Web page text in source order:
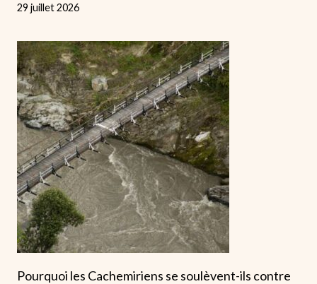
29 juillet 2026
Pourquoi les Cachemiriens se soulèvent-ils contre